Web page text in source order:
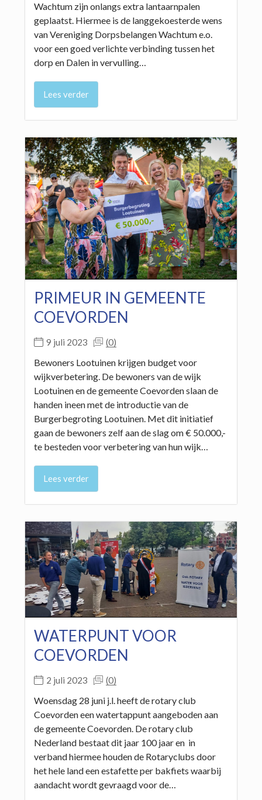
Wachtum zijn onlangs extra lantaarnpalen
geplaatst. Hiermee is de langgekoesterde wens
van Vereniging Dorpsbelangen Wachtum e.o.
voor een goed verlichte verbinding tussen het
dorp en Dalen in vervulling…
Lees verder
PRIMEUR IN GEMEENTE
COEVORDEN
9 juli 2023 (0)
Bewoners Lootuinen krijgen budget voor
wijkverbetering. De bewoners van de wijk
Lootuinen en de gemeente Coevorden slaan de
handen ineen met de introductie van de
Burgerbegroting Lootuinen. Met dit initiatief
gaan de bewoners zelf aan de slag om € 50.000,-
te besteden voor verbetering van hun wijk…
Lees verder
WATERPUNT VOOR
COEVORDEN
2 juli 2023 (0)
Woensdag 28 juni j.l. heeft de rotary club
Coevorden een watertappunt aangeboden aan
de gemeente Coevorden. De rotary club
Nederland bestaat dit jaar 100 jaar en in
verband hiermee houden de Rotaryclubs door
het hele land een estafette per bakfiets waarbij
aandacht wordt gevraagd voor de…